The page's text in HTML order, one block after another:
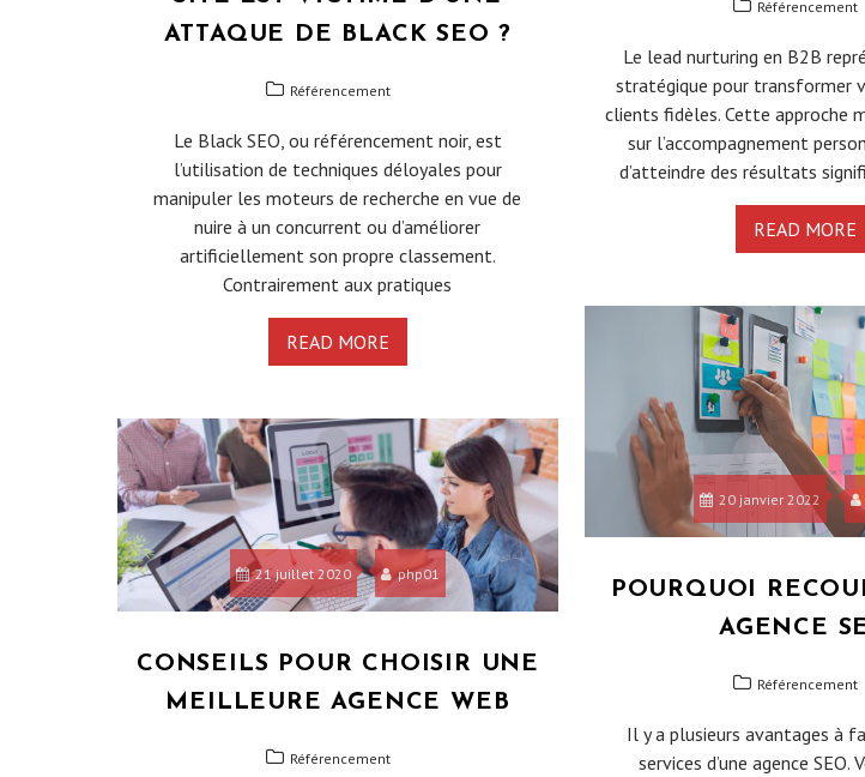
ATTAQUE DE BLACK SEO ?
Référencement
Le Black SEO, ou référencement noir, est
l’utilisation de techniques déloyales pour
manipuler les moteurs de recherche en vue de
nuire à un concurrent ou d’améliorer
artificiellement son propre classement.
Contrairement aux pratiques
READ MORE
Référencement
Le lead nurturing en B2B
stratégique pour transformer
clients fidèles. Cette approche
sur l’accompagnement
d’atteindre des résultats
READ MORE
20 janvier 2022
POURQUOI
AGENCE
Référencement
Il y a plusieurs avantages à
services d’une agence SEO.
21 juillet 2020 php01
CONSEILS POUR CHOISIR UNE
MEILLEURE AGENCE WEB
Référencement